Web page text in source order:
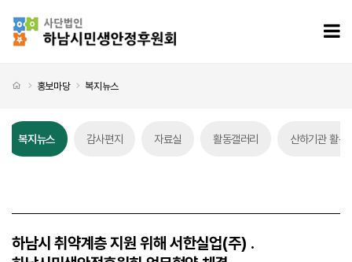
처음으로
홍보마당 복지뉴스
복지뉴스 감사편지 자료실 활동갤러리 산하기관 활동
하남시 취약계층 지원 위해 서한실업(주) .